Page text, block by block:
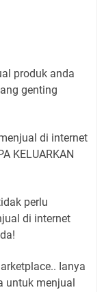
produk anda
genting
di internet
KELUARKAN
perlu
di internet
Ianya
untuk menjual